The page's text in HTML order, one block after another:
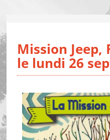
Mission Jeep,
le lundi 26